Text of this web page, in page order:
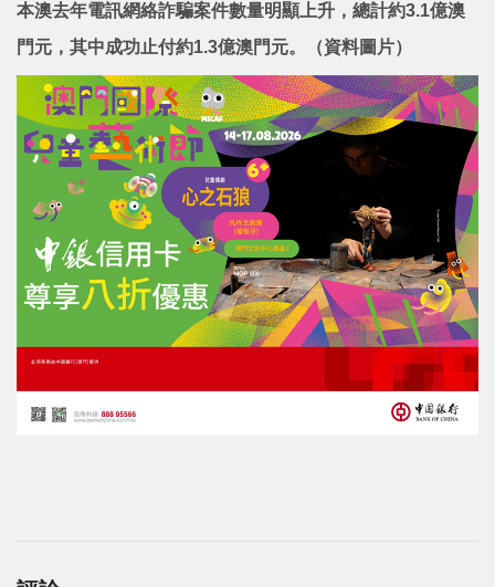
本澳去年電訊網絡詐騙案件數量明顯上升，總計約3.1億澳
門元，其中成功止付約1.3億澳門元。（資料圖片）